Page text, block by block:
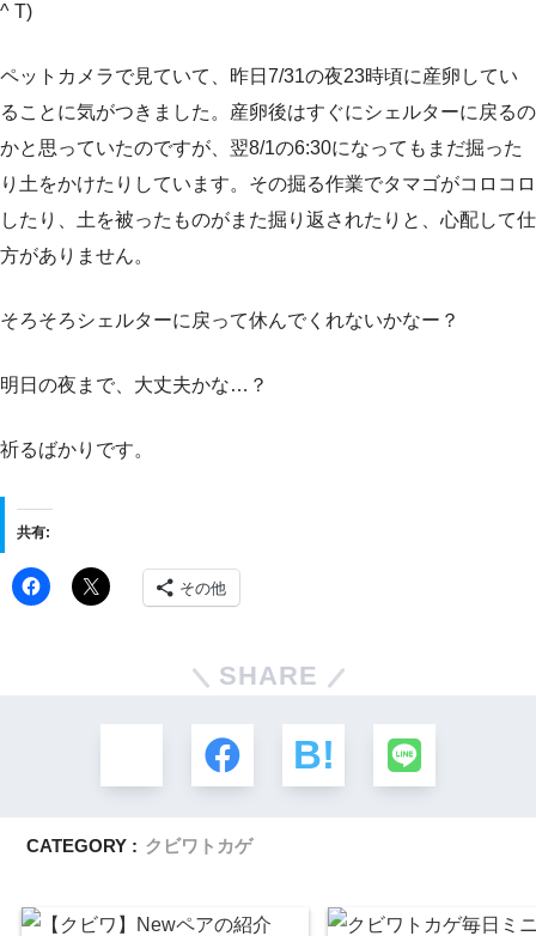
^ T)
ペットカメラで見ていて、昨日7/31の夜23時頃に産卵してい
ることに気がつきました。産卵後はすぐにシェルターに戻るの
かと思っていたのですが、翌8/1の6:30になってもまだ掘った
り土をかけたりしています。その掘る作業でタマゴがコロコロ
したり、土を被ったものがまた掘り返されたりと、心配して仕
方がありません。
そろそろシェルターに戻って休んでくれないかなー？
明日の夜まで、大丈夫かな…？
祈るばかりです。
共有:
その他
SHARE
CATEGORY : クビワトカゲ